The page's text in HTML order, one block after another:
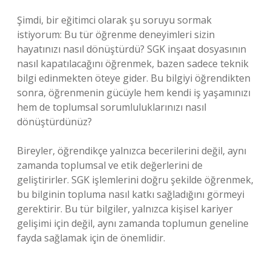
Şimdi, bir eğitimci olarak şu soruyu sormak
istiyorum: Bu tür öğrenme deneyimleri sizin
hayatınızı nasıl dönüştürdü? SGK inşaat dosyasının
nasıl kapatılacağını öğrenmek, bazen sadece teknik
bilgi edinmekten öteye gider. Bu bilgiyi öğrendikten
sonra, öğrenmenin gücüyle hem kendi iş yaşamınızı
hem de toplumsal sorumluluklarınızı nasıl
dönüştürdünüz?
Bireyler, öğrendikçe yalnızca becerilerini değil, aynı
zamanda toplumsal ve etik değerlerini de
geliştirirler. SGK işlemlerini doğru şekilde öğrenmek,
bu bilginin topluma nasıl katkı sağladığını görmeyi
gerektirir. Bu tür bilgiler, yalnızca kişisel kariyer
gelişimi için değil, aynı zamanda toplumun geneline
fayda sağlamak için de önemlidir.